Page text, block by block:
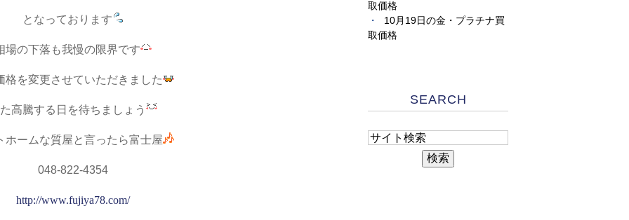
となっております
場の下落も我慢の限界です
格を変更させていただきました
高騰する日を待ちましょう
ホームな質屋と言ったら富士屋
048-822-4354
http://www.fujiya78.com/
取価格
10月19日の金・プラチナ買
取価格
SEARCH